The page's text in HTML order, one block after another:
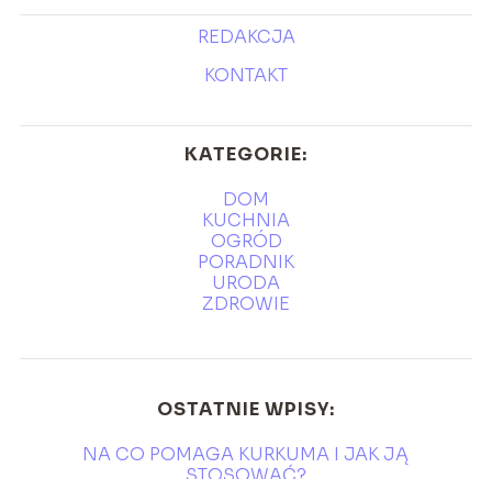
REDAKCJA
KONTAKT
KATEGORIE:
DOM
KUCHNIA
OGRÓD
PORADNIK
URODA
ZDROWIE
OSTATNIE WPISY:
NA CO POMAGA KURKUMA I JAK JĄ